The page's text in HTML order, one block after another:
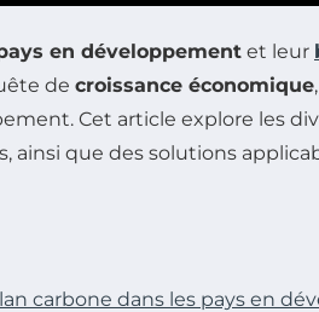
en développement et leur
de croissance économique
Cet article explore les
ainsi que des solutions
carbone dans les pays en